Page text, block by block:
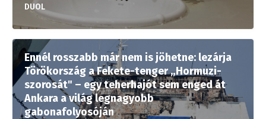
DUOL
Ennél rosszabb már nem is jöhetne: lezárja
Törökország a Fekete-tenger „Hormuzi-
szorosát" – egy teherhajót sem enged át
Ankara a világ legnagyobb
gabonafolyosóján